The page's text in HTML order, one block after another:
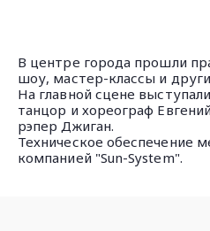
В центре города прошли
шоу, мастер-классы и
На главной сцене
танцор и хореограф
рэпер Джиган.
Техническое обеспечение
компанией "Sun-System".